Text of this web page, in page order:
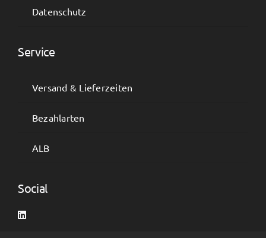
Datenschutz
Service
Versand & Lieferzeiten
Bezahlarten
ALB
Social